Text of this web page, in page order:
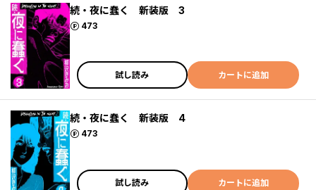
続・夜に蠢く 新装版 3
473
ポイント
試し読み カートに追加
続・夜に蠢く 新装版 4
473
ポイント
試し読み カートに追加